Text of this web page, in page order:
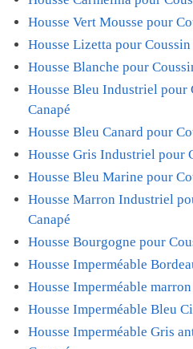
Housse Vert Mousse pour
Housse Lizetta pour Coussin
Housse Blanche pour
Housse Bleu Industriel pour
Canapé
Housse Bleu Canard pour
Housse Gris Industriel pour
Housse Bleu Marine pour
Housse Marron Industriel
Canapé
Housse Bourgogne pour
Housse Imperméable
Housse Imperméable
Housse Imperméable Bleu
Housse Imperméable Gris